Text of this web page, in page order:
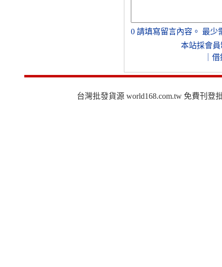
0 請填寫留言內容。 最少
本站採會員
借
台灣批發貨源 world168.com.tw 免費刊登